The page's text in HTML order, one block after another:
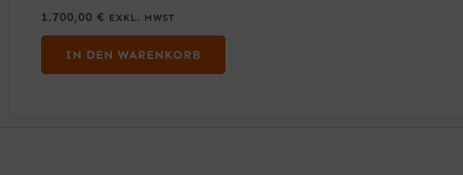
1.700,00 € EXKL. MWST
IN DEN WARENKORB